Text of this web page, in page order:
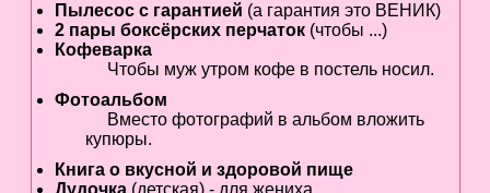
Пылесос с гарантией (а гарантия это ВЕНИК)
2 пары боксёрских перчаток(чтобы ...)
Кофеварка
Чтобы муж утром кофе в постель носил.
Фотоальбом
Вместо фотографий в альбом вложить
купюры.
Книга о вкусной и здоровой пище